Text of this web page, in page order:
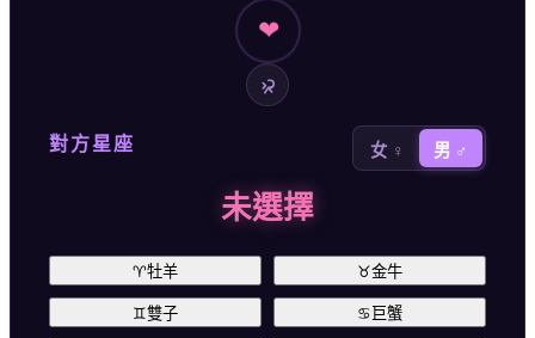
❤
對方星座 女 ♀ 男 ♂
未選擇
♈牡羊 ♉金牛
♊雙子 ♋ 巨蟹